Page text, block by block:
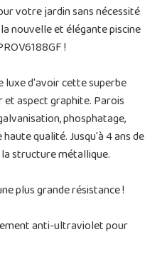
votre jardin sans nécessité
nouvelle et élégante piscine
!
d'avoir cette superbe
aspect graphite. Parois
phosphatage,
qualité. Jusqu'à 4 ans de
structure métallique.
plus grande résistance !
anti-ultraviolet pour